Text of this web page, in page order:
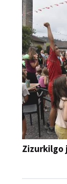
Zizurkilgo